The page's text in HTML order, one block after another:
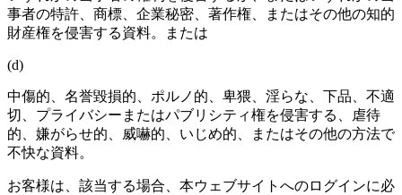
事者の特許、商標、企業秘密、著作権、またはその他の知的
財産権を侵害する資料。または
(d)
中傷的、名誉毀損的、ポルノ的、卑猥、淫らな、下品、不適
切、プライバシーまたはパブリシティ権を侵害する、虐待
的、嫌がらせ的、威嚇的、いじめ的、またはその他の方法で
不快な資料。
お客様は、該当する場合、本ウェブサイトへのログインに必